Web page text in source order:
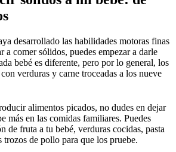
desarrollado las habilidades motoras finas
a comer sólidos, puedes empezar a darle
bebé es diferente, pero por lo general, los
verduras y carne troceadas a los nueve
alimentos picados, no dudes en dejar
más en las comidas familiares. Puedes
de fruta a tu bebé, verduras cocidas, pasta
trozos de pollo para que los pruebe.